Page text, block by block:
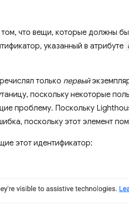
что вещи, которые должны
указанный в атрибуте
только первый
поскольку некоторые
проблему. Поскольку
поскольку этот элемент
этот идентификатор: